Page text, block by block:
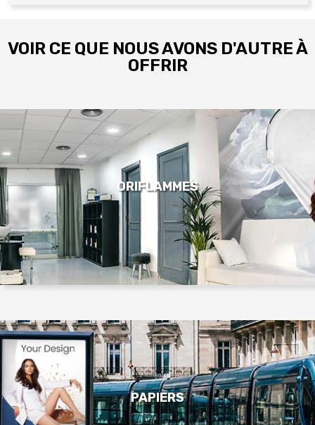
VOIR CE QUE NOUS AVONS D'AUTRE À
OFFRIR
ORIFLAMMES
PAPIERS